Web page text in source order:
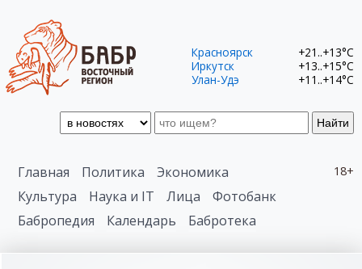
Найти
Красноярск
+21..+13°C
Иркутск
+13..+15°C
Улан-Удэ
+11..+14°C
18+
Главная Политика
Экономика
Культура
Наука и IT Лица
Фотобанк
Бабропедия
Календарь Бабротека